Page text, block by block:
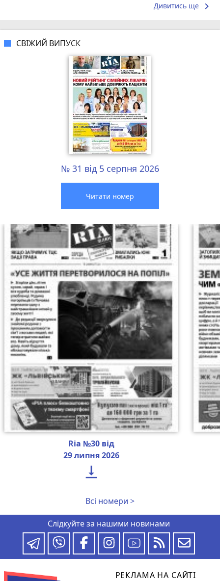
Дивитись ще keyboard_arrow_right
СВІЖИЙ ВИПУСК
№ 31 від 5 серпня 2026
Читати номер
Ria №30 від
29 липня 2026

Всі номери >
Слідкуйте за нашими новинами
РЕКЛАМА НА САЙТІ